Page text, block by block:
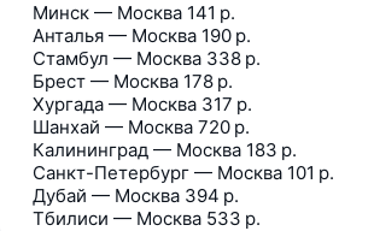
Минск — Москва 141 р.
Анталья — Москва 190 р.
Стамбул — Москва 338 р.
Брест — Москва 178 р.
Хургада — Москва 317 р.
Шанхай — Москва 720 р.
Калининград — Москва 183 р.
Санкт-Петербург — Москва 101 р.
Дубай — Москва 394 р.
Тбилиси — Москва 533 р.